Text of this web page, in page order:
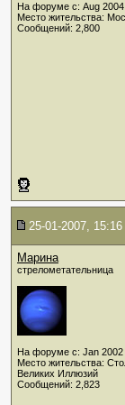
На форуме с: Aug 2004
Место жительства:
Сообщений: 2,800
25-01-2007, 15:16
Марина
стрелометательница
На форуме с: Jan 2002
Место жительства:
Великих Иллюзий
Сообщений: 2,823